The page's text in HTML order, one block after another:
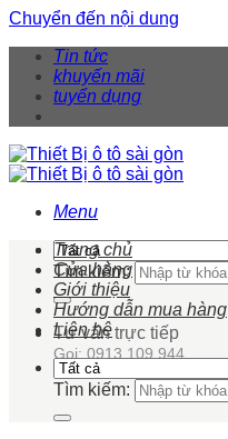
Chuyển đến nội dung
Tin tức
khuyến mãi
tuyển dụng
Menu
Tìm kiếm:
Tư vấn trực tiếp
Gọi: 0913 109 944
Trang chủ
Cửa hàng
Giới thiệu
Hướng dẫn mua hàng
Liên hệ
Tìm kiếm: